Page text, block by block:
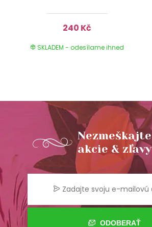
240 Kč
SKLADEM - odesílame ihned
Nezmeškajte
akcie & zľavy
ODOBERAŤ